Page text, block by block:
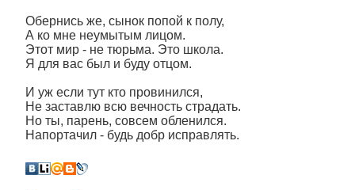
Обернись же, сынок попой к полу,
А ко мне неумытым лицом.
Этот мир - не тюрьма. Это школа.
Я для вас был и буду отцом.
И уж если тут кто провинился,
Не заставлю всю вечность страдать.
Но ты, парень, совсем обленился.
Напортачил - будь добр исправлять.